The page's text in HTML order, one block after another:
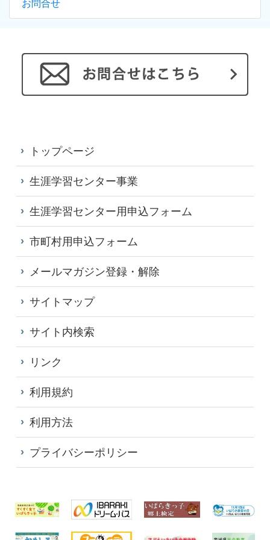
お問合せ
トップページ
生涯学習センター事業
生涯学習センター用申込フォーム
市町村用申込フォーム
メールマガジン登録・解除
サイトマップ
サイト内検索
リンク
利用規約
利用方法
プライバシーポリシー